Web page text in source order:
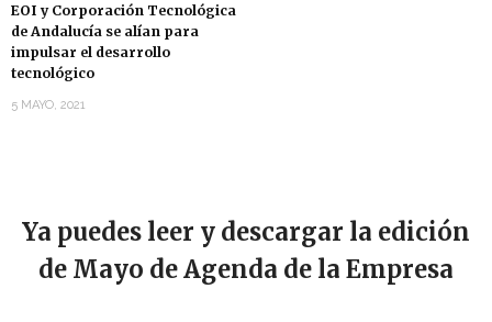
EOI y Corporación Tecnológica
de Andalucía se alían para
impulsar el desarrollo
tecnológico
5 MAYO, 2021
Ya puedes leer y descargar la edición
de Mayo de Agenda de la Empresa